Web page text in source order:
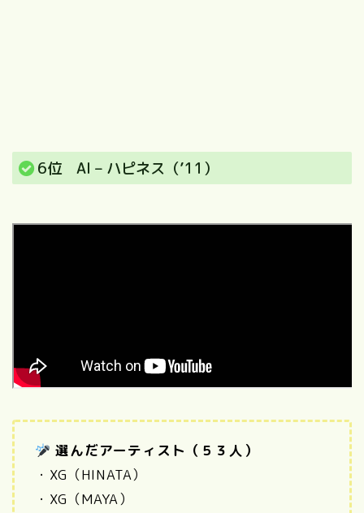
6位 AI – ハピネス（’11）
選んだアーティスト（５３人）
・XG（HINATA）
・XG（MAYA）